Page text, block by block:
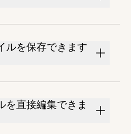
ルを保存できます
を直接編集できま